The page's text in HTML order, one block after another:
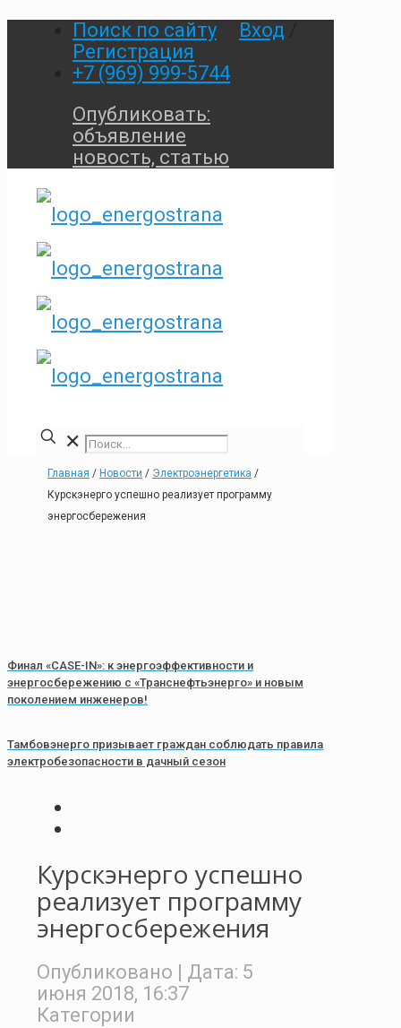
Поиск по сайту Вход
Регистрация
+7 (969) 999-5744
Опубликовать:
объявление
новость, статью
✕
Главная / Новости / Электроэнергетика /
Курскэнерго успешно реализует программу
энергосбережения
Финал «CASE-IN»: к энергоэффективности и
энергосбережению с «Транснефтьэнерго» и новым
поколением инженеров!
Тамбовэнерго призывает граждан соблюдать правила
электробезопасности в дачный сезон
Курскэнерго успешно
реализует программу
энергосбережения
Опубликовано | Дата: 5
июня 2018, 16:37
Категории